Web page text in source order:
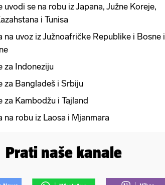
uvodi se na robu iz Japana, Južne Koreje,
i Tunisa
na uvoz iz Južnoafričke Republike i Bosne i
za Indoneziju
za Bangladeš i Srbiju
za Kambodžu i Tajland
na robu iz Laosa i Mjanmara
Prati naše kanale